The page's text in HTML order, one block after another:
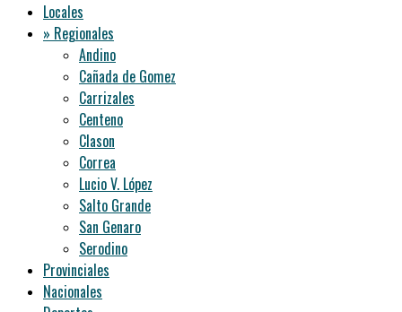
Locales
» Regionales
Andino
Cañada de Gomez
Carrizales
Centeno
Clason
Correa
Lucio V. López
Salto Grande
San Genaro
Serodino
Provinciales
Nacionales